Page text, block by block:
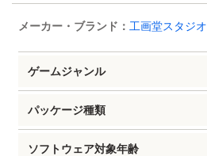
メーカー・ブランド： 工画堂スタジオ
ゲームジャンル
パッケージ種類
ソフトウェア対象年齢